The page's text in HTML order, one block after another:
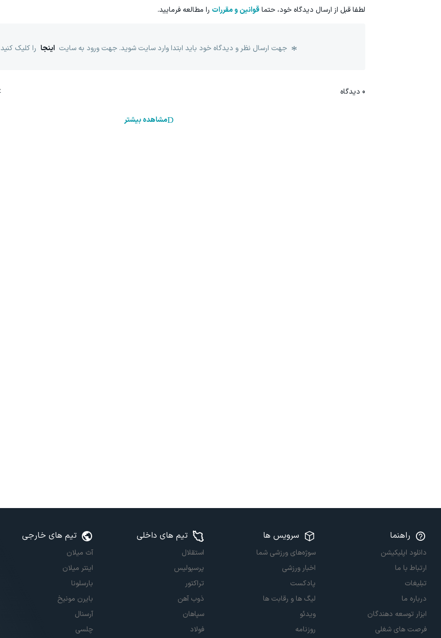
لطفا قبل از ارسال دیدگاه خود، حتماقوانین و مقررات را مطالعه فرمایید.
جهت ارسال نظر و دیدگاه خود باید ابتدا وارد سایت شوید. جهت ورود به سایت اینجا را کلیک کنید
0 دیدگاه
مشاهده بیشتر
راهنما
دانلود اپلیکیشن
ارتباط با ما
تبلیغات
درباره ما
ابزار توسعه دهندگان
فرصت های شغلی
سرویس ها
سوژه‌های ورزشی شما
اخبار ورزشی
پادکست
لیگ ها و رقابت ها
ویدئو
روزنامه
تیم های داخلی
استقلال
پرسپولیس
تراکتور
ذوب آهن
سپاهان
فولاد
تیم های خارجی
آث میلان
اینتر میلان
بارسلونا
بایرن مونیخ
آرسنال
چلسی